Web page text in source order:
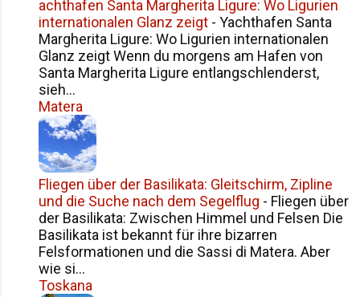
Druck standen, beschlossen sie, das Thema nicht
zu ignorieren. Stattdessen hängten sie in der
Stadt Flugblätter auf mit dem Satz: „Ein Vol...
achthafen Santa Margherita Ligure: Wo Ligurien
internationalen Glanz zeigt - Yachthafen Santa
Margherita Ligure: Wo Ligurien internationalen
Glanz zeigt Wenn du morgens am Hafen von
Santa Margherita Ligure entlangschlenderst,
sieh...
Matera
Fliegen über der Basilikata: Gleitschirm, Zipline
und die Suche nach dem Segelflug - Fliegen über
der Basilikata: Zwischen Himmel und Felsen Die
Basilikata ist bekannt für ihre bizarren
Felsformationen und die Sassi di Matera. Aber
wie si...
Toskana